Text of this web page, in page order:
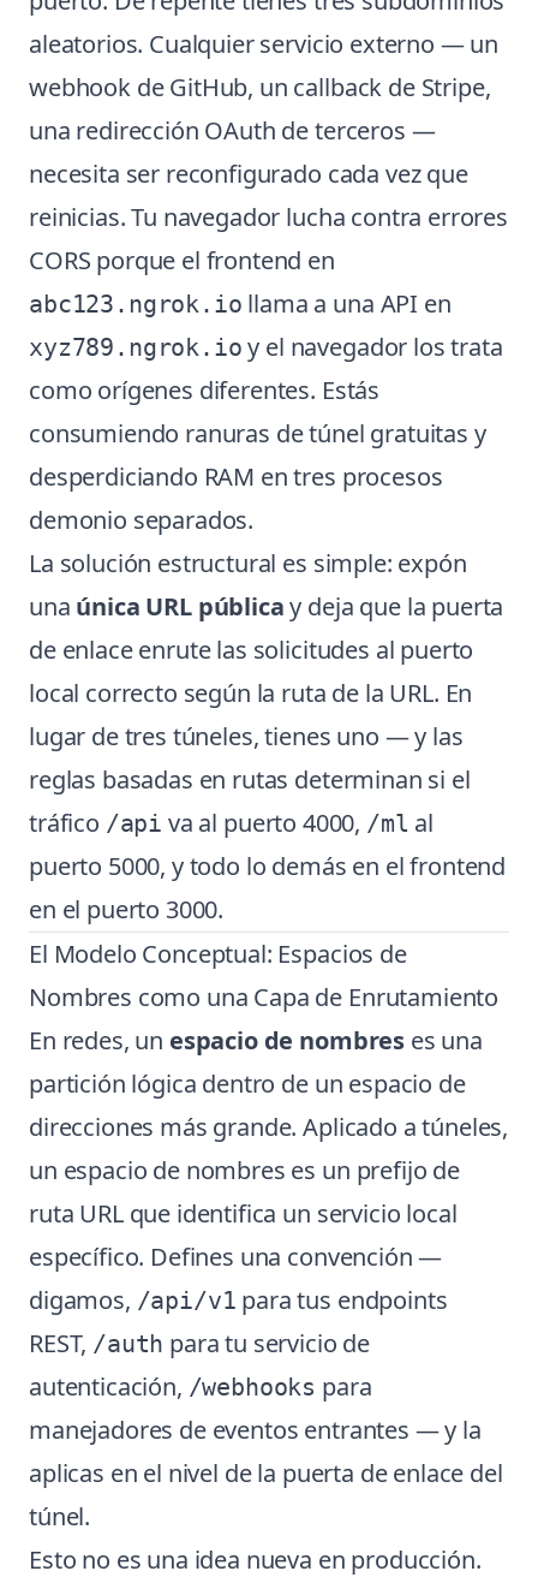
aleatorios. Cualquier servicio externo — un
webhook de GitHub, un callback de Stripe,
una redirección OAuth de terceros —
necesita ser reconfigurado cada vez que
reinicias. Tu navegador lucha contra errores
CORS porque el frontend en
abc123.ngrok.io llama a una API en
xyz789.ngrok.io y el navegador los trata
como orígenes diferentes. Estás
consumiendo ranuras de túnel gratuitas y
desperdiciando RAM en tres procesos
demonio separados.
La solución estructural es simple: expón
una única URL públicay deja que la puerta
de enlace enrute las solicitudes al puerto
local correcto según la ruta de la URL. En
lugar de tres túneles, tienes uno — y las
reglas basadas en rutas determinan si el
tráfico /api va al puerto 4000, /ml al
puerto 5000, y todo lo demás en el frontend
en el puerto 3000.
El Modelo Conceptual: Espacios de
Nombres como una Capa de Enrutamiento
En redes, un espacio de nombres es una
partición lógica dentro de un espacio de
direcciones más grande. Aplicado a túneles,
un espacio de nombres es un prefijo de
ruta URL que identifica un servicio local
específico. Defines una convención —
digamos, /api/v1 para tus endpoints
REST, /auth para tu servicio de
autenticación, /webhooks para
manejadores de eventos entrantes — y la
aplicas en el nivel de la puerta de enlace del
túnel.
Esto no es una idea nueva en producción.